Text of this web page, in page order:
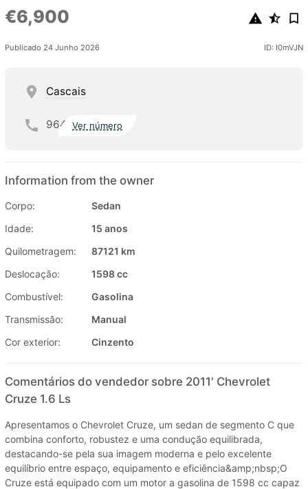
€6,900
Publicado 24 Junho 2026 ID: I0mVJN
Cascais
964 Ver número
Information from the owner
Corpo:
Sedan
Idade:
15 anos
Quilometragem:
87121 km
Deslocação:
1598 cc
Combustível:
Gasolina
Transmissão:
Manual
Cor exterior:
Cinzento
Comentários do vendedor sobre 2011' Chevrolet
Cruze 1.6 Ls
Apresentamos o Chevrolet Cruze, um sedan de segmento C que
combina conforto, robustez e uma condução equilibrada,
destacando-se pela sua imagem moderna e pelo excelente
equilíbrio entre espaço, equipamento e eficiência&amp;nbsp;O
Cruze está equipado com um motor a gasolina de 1598 cc capaz